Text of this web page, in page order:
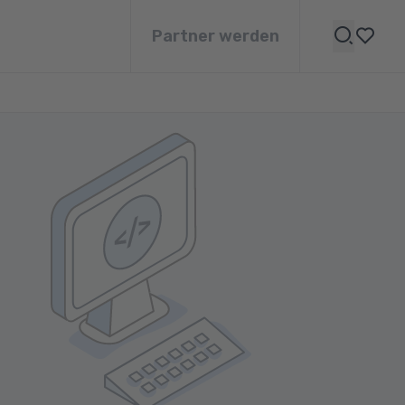
Partner werden